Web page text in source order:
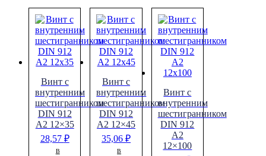
Винт с
внутренним
шестигранником
DIN 912
A2 12×35
28,57 ₽
В
Винт с
внутренним
шестигранником
DIN 912
A2 12×45
35,06₽
В
Винт с
внутренним
шестигранником
DIN 912
A2
12×100